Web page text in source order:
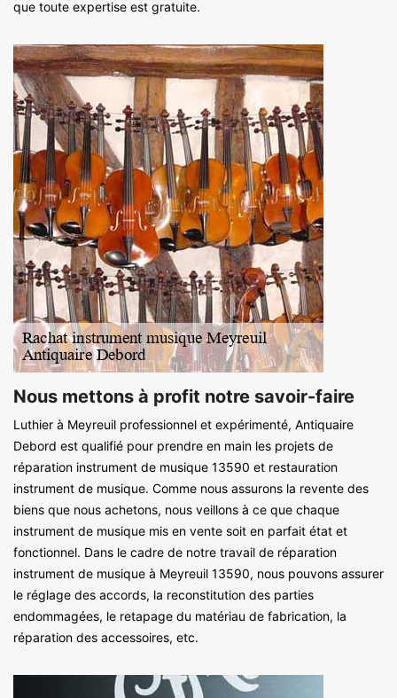
que toute expertise est gratuite.
Nous mettons à profit notre savoir-faire
Luthier à Meyreuil professionnel et expérimenté, Antiquaire
Debord est qualifié pour prendre en main les projets de
réparation instrument de musique 13590 et restauration
instrument de musique. Comme nous assurons la revente des
biens que nous achetons, nous veillons à ce que chaque
instrument de musique mis en vente soit en parfait état et
fonctionnel. Dans le cadre de notre travail de réparation
instrument de musique à Meyreuil 13590, nous pouvons assurer
le réglage des accords, la reconstitution des parties
endommagées, le retapage du matériau de fabrication, la
réparation des accessoires, etc.